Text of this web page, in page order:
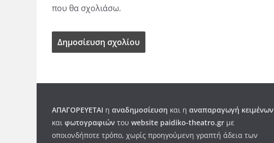
που θα σχολιάσω.
ΑΠΑΓΟΡΕΥΕΤΑΙ η αναδημοσίευση και η αναπαραγωγή κειμένων
και φωτογραφιών του website paidiko-theatro.gr με
οποιονδήποτε τρόπο, χωρίς προηγούμενη γραπτή άδεια των